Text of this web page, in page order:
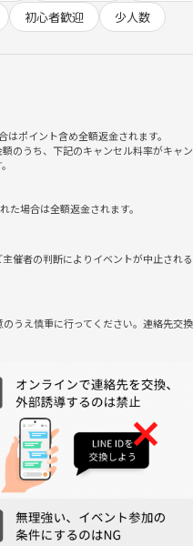
す
となります。
始）
験など）
個別に連絡させていただきます。
初心者歓迎 少人数
ポイント含め全額返金されます。
のうち、下記のキャンセル料率がキャ
た場合は全額返金されます。
催者の判断によりイベントが中止され
うえ慎重に行ってください。連絡先交